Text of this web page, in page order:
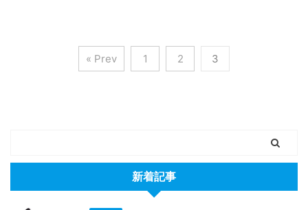
« Prev 1 2 3
新着記事